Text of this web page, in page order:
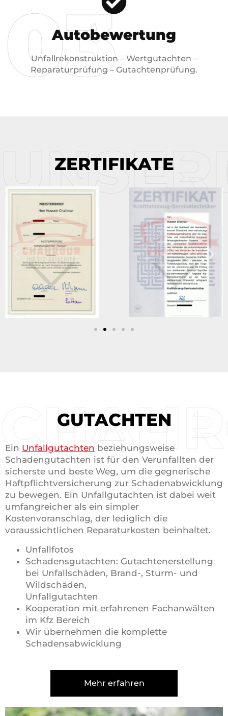
03
Auto­bewertung
Unfallrekonstruktion – Wertgutachten –
Reparaturprüfung – Gutachtenprüfung.
ZERTIFIKATE
GUTACHTEN
Ein Unfallgutachten beziehungsweise
Schadengutachten ist für den Verunfallten der
sicherste und beste Weg, um die gegnerische
Haftpflichtversicherung zur Schadenabwicklung
zu bewegen. Ein Unfallgutachten ist dabei weit
umfangreicher als ein simpler
Kostenvoranschlag, der lediglich die
voraussichtlichen Reparaturkosten beinhaltet.
Unfallfotos
Schadensgutachten: Gutachtenerstellung
bei Unfallschäden, Brand-, Sturm- und
Wildschäden,
Unfallgutachten
Kooperation mit erfahrenen Fachanwälten
im Kfz Bereich
Wir übernehmen die komplette
Schadensabwicklung
Mehr erfahren